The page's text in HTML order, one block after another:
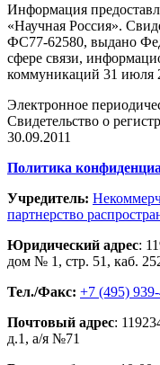
Информация
«Научная Россия».
ФС77-62580, выдано
сфере связи,
коммуникаций 31 июля
Электронное
Свидетельство о
30.09.2011
Политика
Учредитель:
партнерство
Юридический адрес:
дом № 1, стр. 51 , каб.
Тел./Факс: +7 (495)
Почтовый адрес:
д.1 , а/я №71